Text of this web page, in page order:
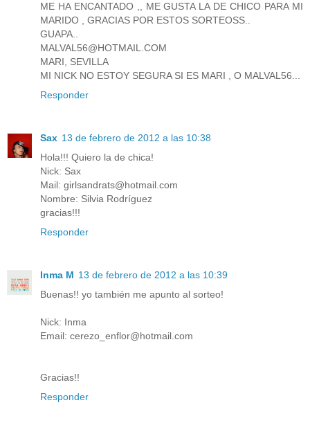
ME HA ENCANTADO ,, ME GUSTA LA DE CHICO PARA MI
MARIDO , GRACIAS POR ESTOS SORTEOSS..
GUAPA..
MALVAL56@HOTMAIL.COM
MARI, SEVILLA
MI NICK NO ESTOY SEGURA SI ES MARI , O MALVAL56...
Responder
Sax 13 de febrero de 2012 a las 10:38
Hola!!! Quiero la de chica!
Nick: Sax
Mail: girlsandrats@hotmail.com
Nombre: Silvia Rodríguez
gracias!!!
Responder
Inma M 13 de febrero de 2012 a las 10:39
Buenas!! yo también me apunto al sorteo!
Nick: Inma
Email: cerezo_enflor@hotmail.com
Gracias!!
Responder